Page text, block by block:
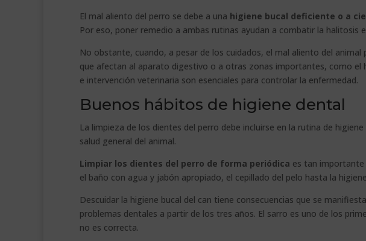
El mal aliento del perro se debe a una higiene bucal deficiente o a
Por eso, poner remedio a ambas rutinas ayudan a combatir la halitosis
No obstante, cuando, a pesar de los cuidados, el mal aliento del
que afectan al aparato digestivo o a otras zonas importantes, como el
e intervención veterinaria son esenciales para controlar la enfermedad.
Buenos hábitos de higiene dental
La limpieza de los dientes del perro debe incluirse en la rutina de
salud general del animal.
Limpiar los dientes del perro de forma periódica es tan importante
el baño con agua y jabón apropiado, el cepillado del pelo hasta la
Descuidar la higiene bucal del can tiene consecuencias que se
problemas dentales a partir de los tres años. El sarro es uno de los
no es correcta.